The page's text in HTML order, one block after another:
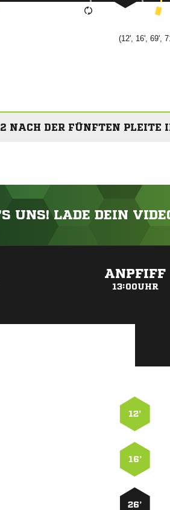
(12', 16', 69',
NACH DER FÜNFTEN PLEITE
UNS! LADE DEIN
ANPFIFF
13:00UHR
12’
16’
26’